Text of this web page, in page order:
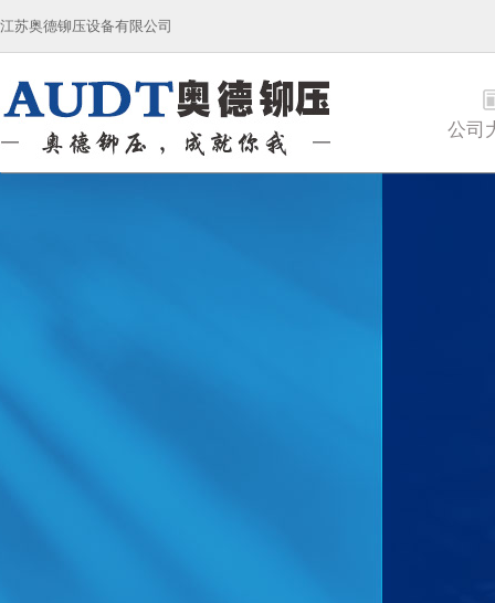
江苏奥德铆压设备有限公司
公司